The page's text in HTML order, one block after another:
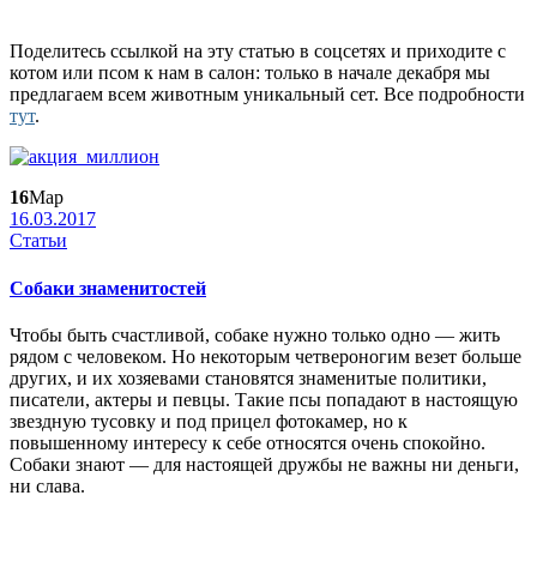
Поделитесь ссылкой на эту статью в соцсетях и приходите с
котом или псом к нам в салон: только в начале декабря мы
предлагаем всем животным уникальный сет. Все подробности
тут.
16Мар
16.03.2017
Статьи
Собаки знаменитостей
Чтобы быть счастливой, собаке нужно только одно — жить
рядом с человеком. Но некоторым четвероногим везет больше
других, и их хозяевами становятся знаменитые политики,
писатели, актеры и певцы. Такие псы попадают в настоящую
звездную тусовку и под прицел фотокамер, но к
повышенному интересу к себе относятся очень спокойно.
Собаки знают — для настоящей дружбы не важны ни деньги,
ни слава.